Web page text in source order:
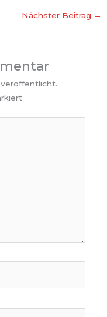
Nächster Beitrag →